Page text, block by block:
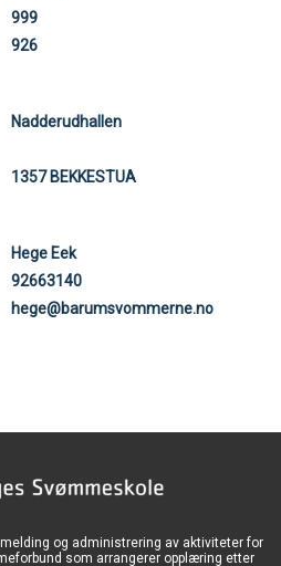
999
926
Nadderudhallen
1357 BEKKESTUA
Hege Eek
92663140
hege@barumsvommerne.no
og administrering av aktiviteter for
som arrangerer opplæring etter